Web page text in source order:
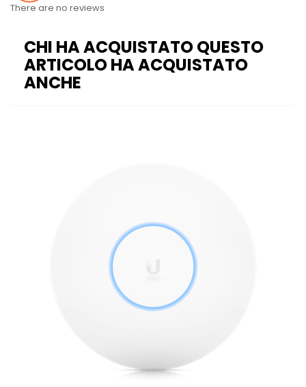
There are no reviews
CHI HA ACQUISTATO QUESTO
ARTICOLO HA ACQUISTATO
ANCHE